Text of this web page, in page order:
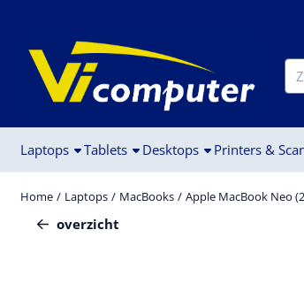
Laptops Tablets Desktops Printers &
Home / Laptops / MacBooks / Apple MacBook Neo
overzicht